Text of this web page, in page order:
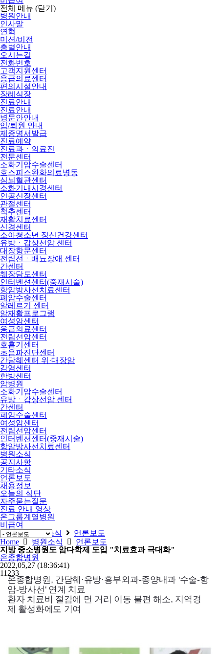
전체 메뉴 (닫기)
병원안내
인사말
연혁
미션/비전
층별안내
오시는길
전화번호
고객지원센터
응급의료센터
편의시설안내
장례식장
진료안내
진료안내
병문안안내
입/퇴원 안내
제증명서발급
진료예약
진료과ㆍ의료진
전문센터
소화기암수술센터
호스피스완화의료병동
심뇌혈관센터
소화기내시경센터
인공신장센터
관절센터
척추센터
재활치료센터
신경센터
소아청소년 정신건강센터
유방ㆍ갑상선암 센터
대장항문센터
전립선ㆍ배뇨장애 센터
간센터
췌장담도센터
인터벤션센터(중재시술)
항암방사선치료센터
폐암수술센터
알레르기 센터
암재활프로그램
여성암센터
응급의료센터
전립선암센터
호흡기센터
초음파진단센터
간담췌센터 위·대장암
감염센터
한방센터
암병원
소화기암수술센터
유방ㆍ갑상선암 센터
간센터
폐암수술센터
여성암센터
전립선암센터
인터벤션센터(중재시술)
항암방사선치료센터
병원소식
공지사항
기타소식
언론보도
채용정보
오늘의 식단
자주묻는질문
진료 안내 영상
온그룹계열병원
비급여
Home
병원소식
언론보도
Home
병원소식
언론보도
지방 중소병원도 암다학제 도입 "치료효과 극대화"
온종합병원
2022,05,27 (18:36:41)
11233
온종합병원, 간담췌·유방·흉부외과-종양내과 '수술-항
암-방사선' 연계 치료
환자 치료비 절감에 먼 거리 이동 불편 해소, 지역경
제 활성화에도 기여